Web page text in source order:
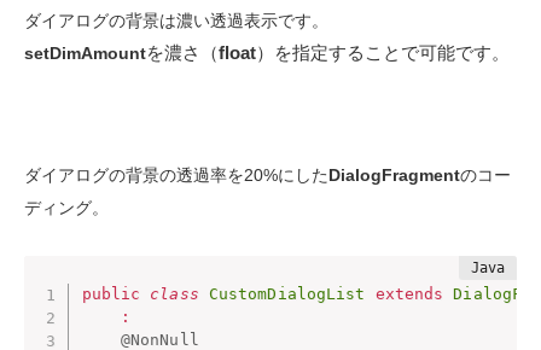
ダイアログの背景は濃い透過表示です。
setDimAmountを濃さ（float）を指定することで可能です。
ダイアログの背景の透過率を20%にしたDialogFragmentのコー
ディング。
public class CustomDialogList extends
:
@NonNull